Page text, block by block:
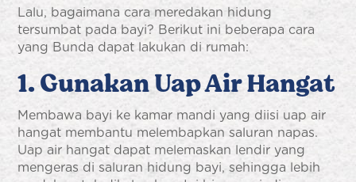
Lalu, bagaimana cara meredakan hidung
tersumbat pada bayi? Berikut ini beberapa cara
yang Bunda dapat lakukan di rumah:
1. Gunakan Uap Air Hangat
Membawa bayi ke kamar mandi yang diisi uap air
hangat membantu melembapkan saluran napas.
Uap air hangat dapat melemaskan lendir yang
mengeras di saluran hidung bayi, sehingga lebih